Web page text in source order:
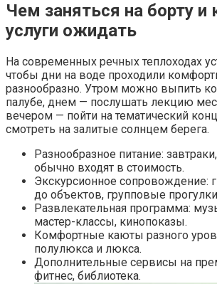
Чем заняться на борту и
услуги ожидать
На современных речных теплоходах
чтобы дни на воде проходили
разнообразно. Утром можно выпить
палубе, днем — послушать лекцию
вечером — пойти на тематический
смотреть на залитые солнцем берега.
Разнообразное питание:
обычно входят в стоимость.
Экскурсионное сопровождение:
до объектов, групповые
Развлекательная программа:
мастер-классы, кинопоказы.
Комфортные каюты разного
полулюкса и люкса.
Дополнительные сервисы на
фитнес, библиотека.